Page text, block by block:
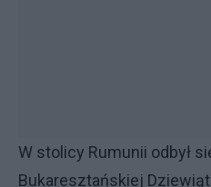
W stolicy Rumunii odbył
Bukaresztańskiej